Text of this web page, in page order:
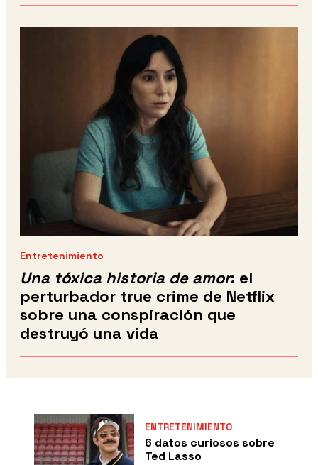
Entretenimiento
Una tóxica historia de amor: el
perturbador true crime de Netflix
sobre una conspiración que
destruyó una vida
ENTRETENIMIENTO
6 datos curiosos sobre
Ted Lasso